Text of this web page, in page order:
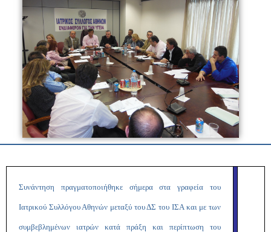
Συνάντηση πραγματοποιήθηκε σήμερα στα γραφεία του
Ιατρικού Συλλόγου Αθηνών μεταξύ του ΔΣ του ΙΣΑ και με των
συμβεβλημένων ιατρών κατά πράξη και περίπτωση του